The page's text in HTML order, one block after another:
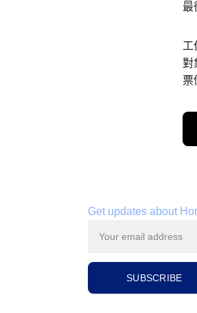
最
工
對
票
Get updates about
SUBSCRIBE